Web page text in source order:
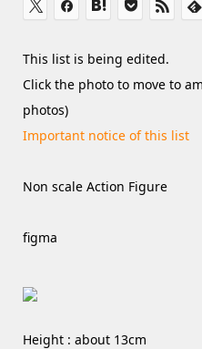
This list is being edited.
Click the photo to move to
photos)
Important notice of this list
Non scale Action Figure
figma
Height : about 13cm